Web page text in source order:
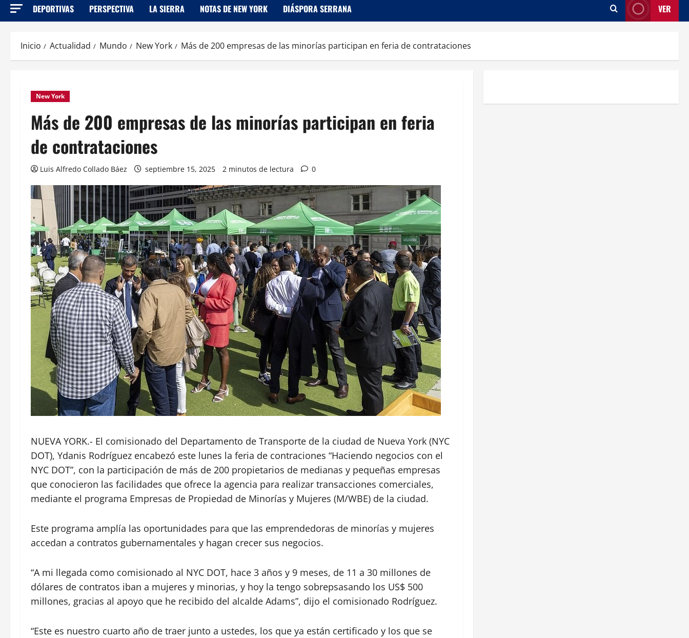
DEPORTIVAS PERSPECTIVA LA SIERRA NOTAS DE NEW YORK DIÁSPORA SERRANA VER
Inicio Actualidad Mundo New York Más de 200 empresas de las minorías participan en feria de contrataciones
New York
Más de 200 empresas de las minorías participan en feria
de contrataciones
Luis Alfredo Collado Báez septiembre 15, 2025 2 minutos de lectura 0
NUEVA YORK.- El comisionado del Departamento de Transporte de la ciudad de Nueva York (NYC
DOT), Ydanis Rodríguez encabezó este lunes la feria de contraciones “Haciendo negocios con el
NYC DOT”, con la participación de más de 200 propietarios de medianas y pequeñas empresas
que conocieron las facilidades que ofrece la agencia para realizar transacciones comerciales,
mediante el programa Empresas de Propiedad de Minorías y Mujeres (M/WBE) de la ciudad.
Este programa amplía las oportunidades para que las emprendedoras de minorías y mujeres
accedan a contratos gubernamentales y hagan crecer sus negocios.
“A mi llegada como comisionado al NYC DOT, hace 3 años y 9 meses, de 11 a 30 millones de
dólares de contratos iban a mujeres y minorias, y hoy la tengo sobrepsasando los US$ 500
millones, gracias al apoyo que he recibido del alcalde Adams”, dijo el comisionado Rodríguez.
“Este es nuestro cuarto año de traer junto a ustedes, los que ya están certificado y los que se